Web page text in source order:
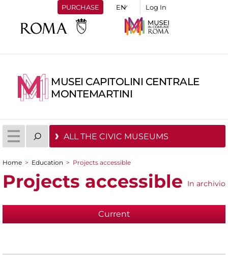
PURCHASE Log In
MUSEI CAPITOLINI CENTRALE
MONTEMARTINI
ALL THE CIVIC MUSEUMS
You are here
Home > Education > Projects accessible
Projects accessible In archivio
Current